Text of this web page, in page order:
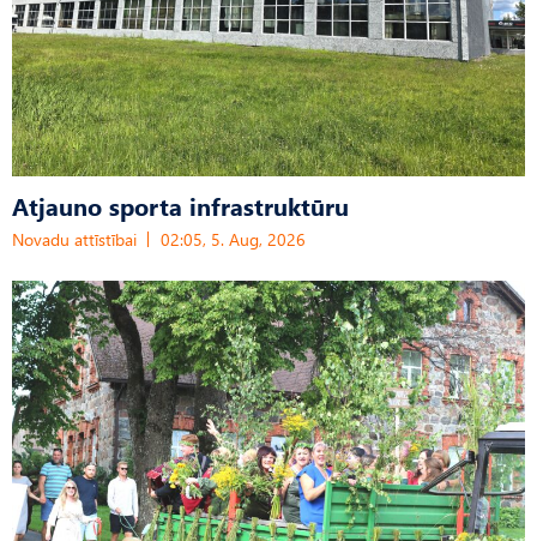
Atjauno sporta infrastruktūru
Novadu attīstībai 02:05, 5. Aug, 2026